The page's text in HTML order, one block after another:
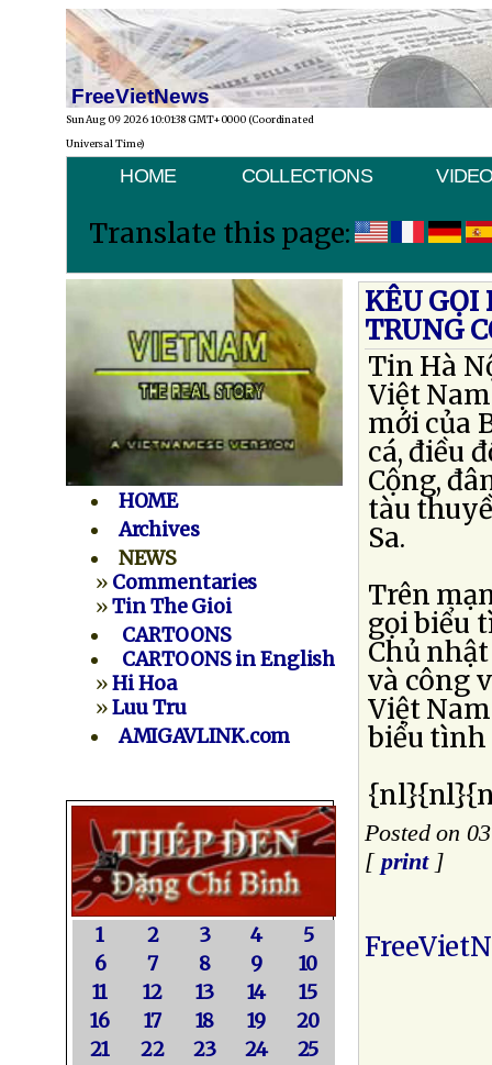
FreeVietNews
Sun Aug 09 2026 10:01:38 GMT+0000 (Coordinated
Universal Time)
HOME COLLECTIONS
Translate this page:
HOME
Archives
NEWS
» Commentaries
»Tin The Gioi
CARTOONS
CARTOONS in English
»Hi Hoa
»Luu Tru
AMIGAVLINK.com
1 2 3 4
5
6
7 8 9
10
11
12 13 14
15
16
17 18 19
20
21
22 23 24
25
KÊU
TRUNG
Tin Hà
Việt
mới của
cá, điều
Cộng,
tàu
Sa.
Trên
gọi biểu
Chủ
và công
Việt
biểu tình
Posted on
[ print]